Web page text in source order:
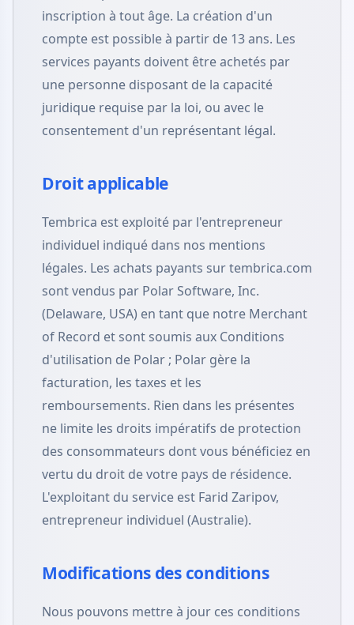
inscription à tout âge. La création d'un
compte est possible à partir de 13 ans. Les
services payants doivent être achetés par
une personne disposant de la capacité
juridique requise par la loi, ou avec le
consentement d'un représentant légal.
Droit applicable
Tembrica est exploité par l'entrepreneur
individuel indiqué dans nos mentions
légales. Les achats payants sur tembrica.com
sont vendus par Polar Software, Inc.
(Delaware, USA) en tant que notre Merchant
of Record et sont soumis aux Conditions
d'utilisation de Polar ; Polar gère la
facturation, les taxes et les
remboursements. Rien dans les présentes
ne limite les droits impératifs de protection
des consommateurs dont vous bénéficiez en
vertu du droit de votre pays de résidence.
L'exploitant du service est Farid Zaripov,
entrepreneur individuel (Australie).
Modifications des conditions
Nous pouvons mettre à jour ces conditions